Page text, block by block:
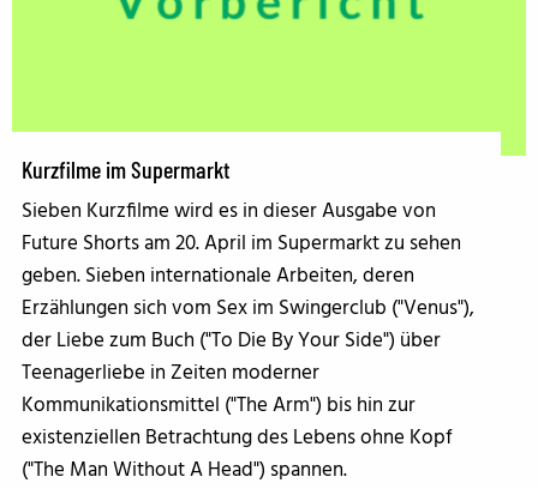
Kurzfilme im Supermarkt
Sieben Kurzfilme wird es in dieser Ausgabe von
Future Shorts am 20. April im Supermarkt zu sehen
geben. Sieben internationale Arbeiten, deren
Erzählungen sich vom Sex im Swingerclub ("Venus"),
der Liebe zum Buch ("To Die By Your Side") über
Teenagerliebe in Zeiten moderner
Kommunikationsmittel ("The Arm") bis hin zur
existenziellen Betrachtung des Lebens ohne Kopf
("The Man Without A Head") spannen.